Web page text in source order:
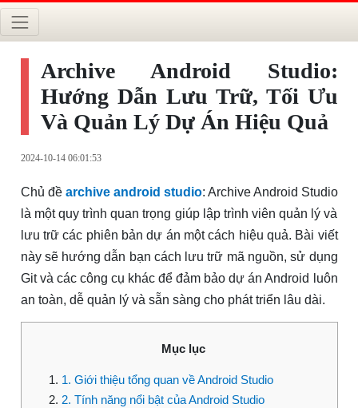
Archive Android Studio:
Hướng Dẫn Lưu Trữ, Tối Ưu
Và Quản Lý Dự Án Hiệu Quả
2024-10-14 06:01:53
Chủ đề archive android studio: Archive Android Studio
là một quy trình quan trọng giúp lập trình viên quản lý và
lưu trữ các phiên bản dự án một cách hiệu quả. Bài viết
này sẽ hướng dẫn bạn cách lưu trữ mã nguồn, sử dụng
Git và các công cụ khác để đảm bảo dự án Android luôn
an toàn, dễ quản lý và sẵn sàng cho phát triển lâu dài.
Mục lục
1. Giới thiệu tổng quan về Android Studio
2. Tính năng nổi bật của Android Studio